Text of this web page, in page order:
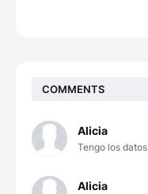
COMMENTS
Alicia
Tengo los datos
Alicia